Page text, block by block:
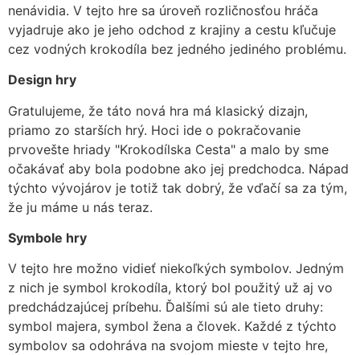
nenávidia. V tejto hre sa úroveň rozličnosťou hráča
vyjadruje ako je jeho odchod z krajiny a cestu kľučuje
cez vodných krokodíla bez jedného jediného problému.
Design hry
Gratulujeme, že táto nová hra má klasický dizajn,
priamo zo starších hrý. Hoci ide o pokračovanie
prvovešte hriady "Krokodílska Cesta" a malo by sme
očakávať aby bola podobne ako jej predchodca. Nápad
týchto vývojárov je totiž tak dobrý, že vďačí sa za tým,
že ju máme u nás teraz.
Symbole hry
V tejto hre možno vidieť niekoľkých symbolov. Jedným
z nich je symbol krokodíla, ktorý bol použitý už aj vo
predchádzajúcej príbehu. Ďalšími sú ale tieto druhy:
symbol majera, symbol žena a človek. Každé z týchto
symbolov sa odohráva na svojom mieste v tejto hre,